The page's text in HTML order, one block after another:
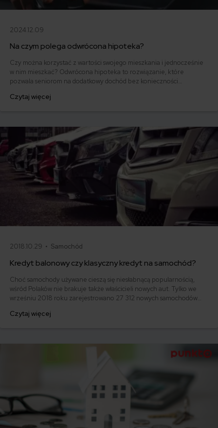
2024.12.09
Na czym polega odwrócona hipoteka?
Czy można korzystać z wartości swojego mieszkania i jednocześnie
w nim mieszkać? Odwrócona hipoteka to rozwiązanie, które
pozwala seniorom na dodatkowy dochód bez konieczności
jest to bezpieczne? Sprawdź, na czym polega odwrócona hipoteka i
Czytaj więcej
2018.10.29 • Samochód
Kredyt balonowy czy klasyczny kredyt na samochód?
Choć samochody używane cieszą się niesłabnącą popularnością,
wśród Polaków nie brakuje także właścicieli nowych aut. Tylko we
wrześniu 2018 roku zarejestrowano 27 312 nowych samochodów
się pytanie: jaki kredyt samochodowy wybrać? Czy lepszy będzie
Czytaj więcej